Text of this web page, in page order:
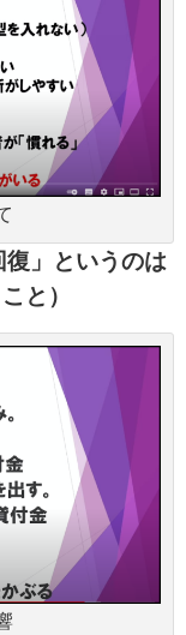
復」というのは
と）